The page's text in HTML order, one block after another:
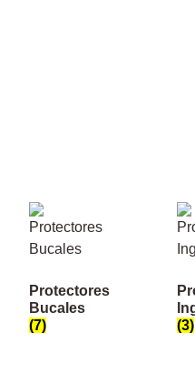
Protectores
Bucales
(7)
(3)